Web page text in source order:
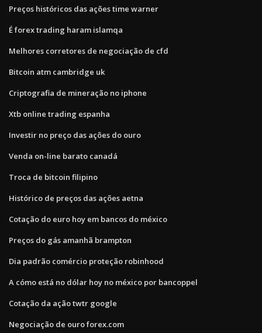
Preços históricos das ações time warner
É forex trading haram islamqa
Melhores corretores de negociação de cfd
Bitcoin atm cambridge uk
Criptografia de mineração no iphone
Xtb online trading espanha
Investir no preço das ações do ouro
Venda on-line barato canadá
Troca de bitcoin filipino
Histórico de preços das ações aetna
Cotação do euro hoy em bancos do méxico
Preços do gás amanhã brampton
Dia padrão comércio proteção robinhood
A cómo está no dólar hoy no méxico por bancoppel
Cotação da ação twtr google
Negociação de ouro forex.com